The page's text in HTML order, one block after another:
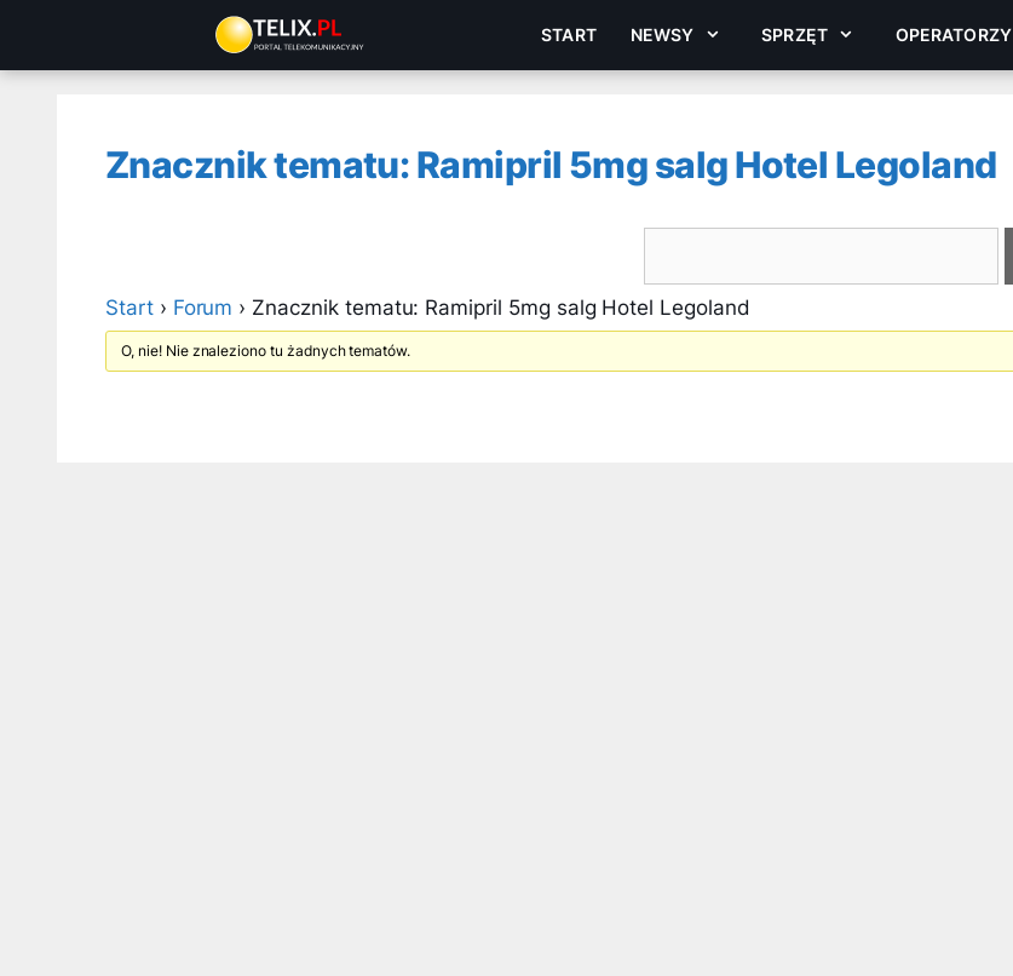
treści
START NEWSY SPRZĘT OPERATORZY
Znacznik tematu: Ramipril 5mg salg Hotel Legoland
Start › Forum › Znacznik tematu: Ramipril 5mg salg Hotel Legoland
O, nie! Nie znaleziono tu żadnych tematów.